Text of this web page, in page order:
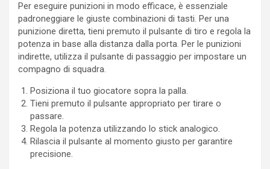
Per eseguire punizioni in modo efficace, è essenziale
padroneggiare le giuste combinazioni di tasti. Per una
punizione diretta, tieni premuto il pulsante di tiro e regola la
potenza in base alla distanza dalla porta. Per le punizioni
indirette, utilizza il pulsante di passaggio per impostare un
compagno di squadra.
Posiziona il tuo giocatore sopra la palla.
Tieni premuto il pulsante appropriato per tirare o
passare.
Regola la potenza utilizzando lo stick analogico.
Rilascia il pulsante al momento giusto per garantire
precisione.